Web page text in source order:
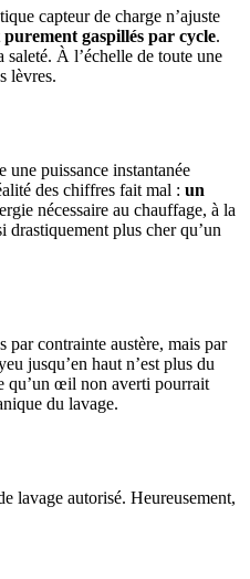
capteur de charge n’ajuste
gaspillés par cycle.
À l’échelle de toute une
lèvres.
puissance instantanée
des chiffres fait mal : un
nécessaire au chauffage, à la
drastiquement plus cher qu’un
par contrainte austère, mais par
jusqu’en haut n’est plus du
qu’un œil non averti pourrait
du lavage.
lavage autorisé. Heureusement,